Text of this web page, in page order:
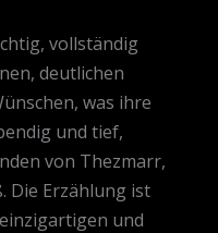
vollständig
deutlichen
was ihre
und tief,
von Thezmarr,
Die Erzählung ist
und